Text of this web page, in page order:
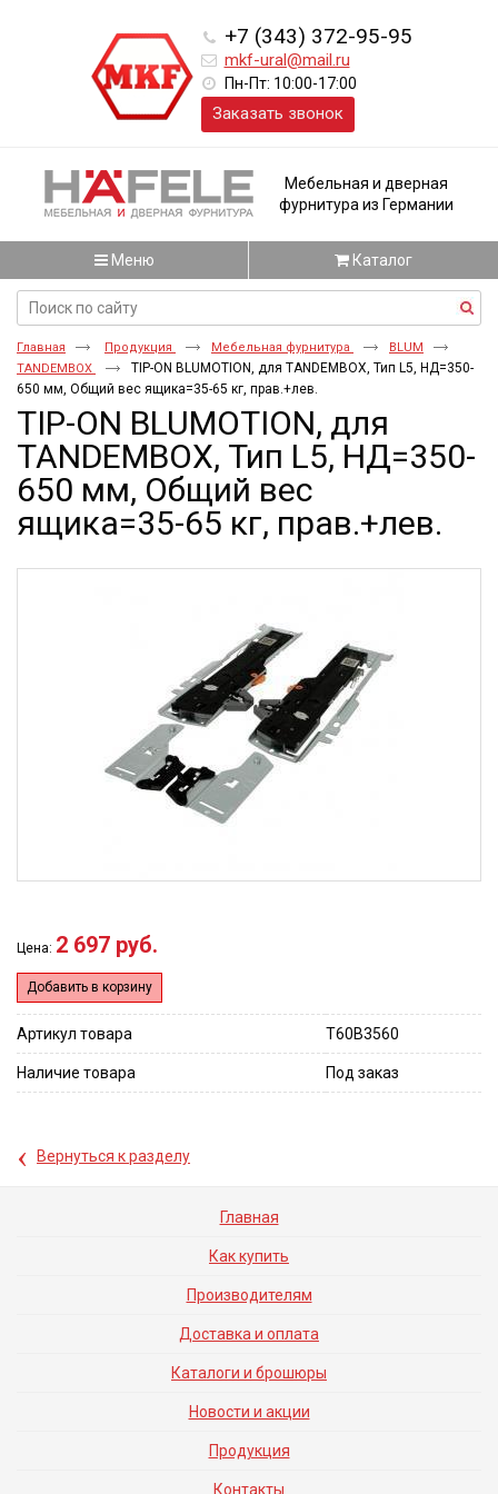
+7 (343) 372-95-95
mkf-ural@mail.ru
Пн-Пт: 10:00-17:00
Заказать звонок
Мебельная и дверная
фурнитура из Германии
Меню Каталог
Главная Продукция Мебельная фурнитура
BLUM
TANDEMBOX
TIP-ON BLUMOTION, для TANDEMBOX, Тип L5, НД=350-
650 мм, Общий вес ящика=35-65 кг, прав.+лев.
TIP-ON BLUMOTION, для
TANDEMBOX, Тип L5, НД=350-
650 мм, Общий вес
ящика=35-65 кг, прав.+лев.
Цена: 2 697 руб.
Добавить в корзину
Артикул товара T60B3560
Наличие товара Под заказ
‹ Вернуться к разделу
Главная
Как купить
Производителям
Доставка и оплата
Каталоги и брошюры
Новости и акции
Продукция
Контакты